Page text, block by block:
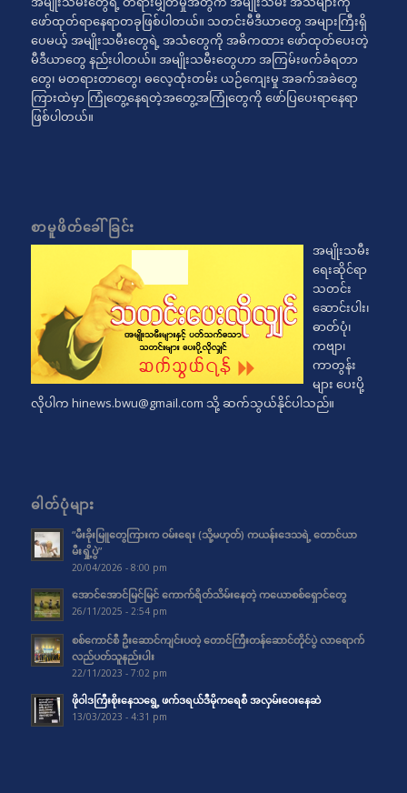
ဖော်ထုတ်ရာနေရာတခုဖြစ်ပါတယ်။ သတင်းမီဒီယာတွေ အများကြီးရှိ
ပေမယ့် အမျိုးသမီးတွေရဲ့ အသံတွေကို အဓိကထား ဖော်ထုတ်ပေးတဲ့
မီဒီယာတွေ နည်းပါတယ်။ အမျိုးသမီးတွေဟာ အကြမ်းဖက်ခံရတာ
တွေ၊ မတရားတာတွေ၊ ဓလေ့ထုံးတမ်း ယဉ်ကျေးမှု အခက်အခဲတွေ
ကြားထဲမှာ ကြုံတွေ့နေရတဲ့အတွေ့အကြုံတွေကို ဖော်ပြပေးရာနေရာ
ဖြစ်ပါတယ်။
စာမူဖိတ်ခေါ်ခြင်း
အမျိုးသမီး
ရေးဆိုင်ရာ
သတင်း
ဆောင်းပါး၊
ဓာတ်ပုံ၊
ကဗျာ၊
ကာတွန်း
များ ပေးပို့
လိုပါက hinews.bwu@gmail.com သို့ ဆက်သွယ်နိုင်ပါသည်။
ဓါတ်ပုံများ
“မီးခိုးမြူတွေကြားက ဝမ်းရေး (သို့မဟုတ်) ကယန်းဒေသရဲ့ တောင်ယာ
မီးရှို့ပွဲ”
20/04/2026 - 8:00 pm
အောင်အောင်မြင်မြင် ကောက်ရိတ်သိမ်းနေတဲ့ ကယောစစ်ရှောင်တွေ
26/11/2025 - 2:54 pm
စစ်ကောင်စီ ဦးဆောင်ကျင်းပတဲ့ တောင်ကြီးတန်ဆောင်တိုင်ပွဲ လာရောက်
လည်ပတ်သူနည်းပါး
22/11/2023 - 7:02 pm
ဖိုဝါဒကြီးစိုးနေသရွေ့ ဖက်ဒရယ်ဒီမိုကရေစီ အလှမ်းဝေးနေဆဲ
13/03/2023 - 4:31 pm